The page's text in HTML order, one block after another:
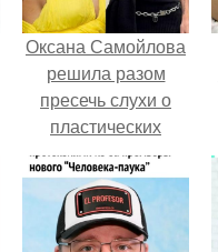
Оксана Самойлова
решила разом
пресечь слухи о
пластических
операциях и
публично
прояснила
ситуацию.